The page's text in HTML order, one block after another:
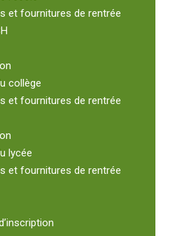
et fournitures de rentrée
collège
et fournitures de rentrée
lycée
et fournitures de rentrée